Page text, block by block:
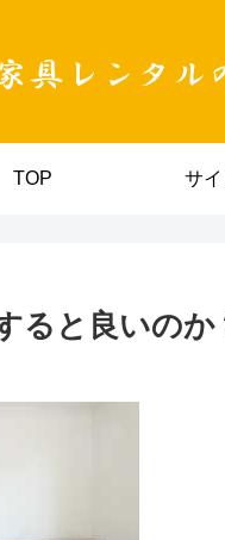
TOP サ
ると良いの